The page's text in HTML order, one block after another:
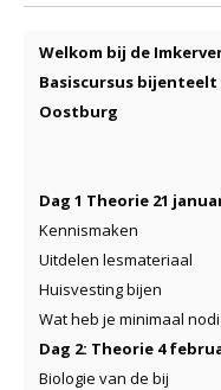
Welkom bij de
Basiscursus
Oostburg
Dag 1 Theorie 21
Kennismaken
Uitdelen lesmateriaal
Huisvesting bijen
Wat heb je minimaal
Dag 2: Theorie 4
Biologie van de bij